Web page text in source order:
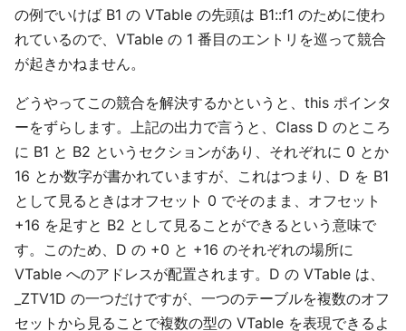
の例でいけば B1 の VTable の先頭は B1::f1 のために使わ
れているので、VTable の 1 番目のエントリを巡って競合
が起きかねません。
どうやってこの競合を解決するかというと、this ポインタ
ーをずらします。上記の出力で言うと、Class D のところ
に B1 と B2 というセクションがあり、それぞれに 0 とか
16 とか数字が書かれていますが、これはつまり、D を B1
として見るときはオフセット 0 でそのまま、オフセット
+16 を足すと B2 として見ることができるという意味で
す。このため、D の +0 と +16 のそれぞれの場所に
VTable へのアドレスが配置されます。D の VTable は、
_ZTV1D の一つだけですが、一つのテーブルを複数のオフ
セットから見ることで複数の型の VTable を表現できるよ